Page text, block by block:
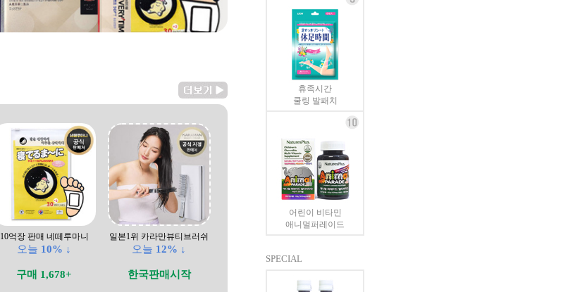
10억장 판매 네떼루마니
오늘 10% ↓
구매 1,678+
일본1위 카라만뷰티브러쉬
오늘 12% ↓
한국판매시작